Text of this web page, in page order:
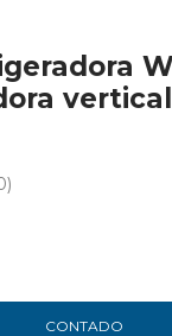
)
CONTADO